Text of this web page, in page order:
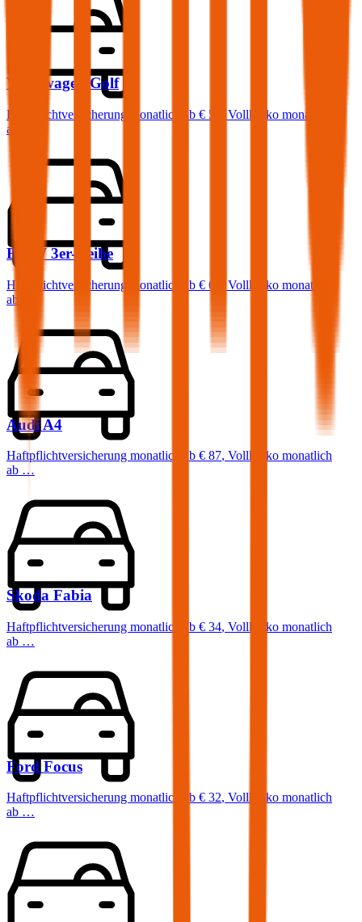
Volkswagen Golf
Haftpflichtversicherung monatlich ab € 50
Vollkasko monatlich
ab …
BMW 3er-Reihe
Haftpflichtversicherung monatlich ab € 68
Vollkasko monatlich
ab …
Audi A4
Haftpflichtversicherung monatlich ab € 87, Vollkasko monatlich
ab …
Skoda Fabia
Haftpflichtversicherung monatlich ab € 34, Vollkasko monatlich
ab …
Ford Focus
Haftpflichtversicherung monatlich ab € 32, Vollkasko monatlich
ab …